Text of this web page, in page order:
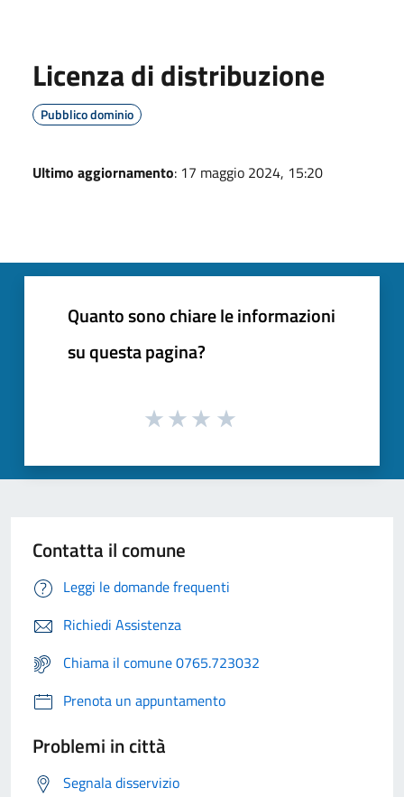
Licenza di distribuzione
Pubblico dominio
Ultimo aggiornamento: 17 maggio 2024, 15:20
Quanto sono chiare le informazioni
su questa pagina?
Contatta il comune
Leggi le domande frequenti
Richiedi Assistenza
Chiama il comune 0765.723032
Prenota un appuntamento
Problemi in città
Segnala disservizio